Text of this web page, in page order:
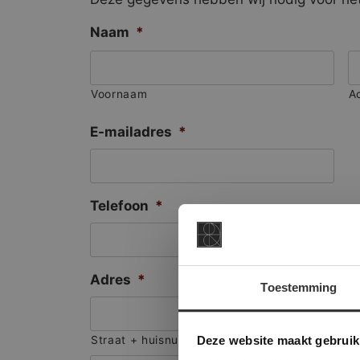
Toestemming
Deze website maakt
Naam *
Voornaam
E-mailadres *
Telefoon *
Adres *
Straat + huisnummer
Deze
onze